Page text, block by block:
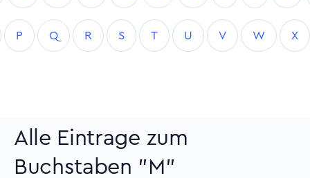
P Q R S T U V W X
Alle Eintrage zum
Buchstaben "M"